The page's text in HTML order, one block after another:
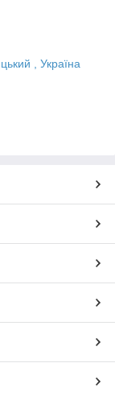
, Україна